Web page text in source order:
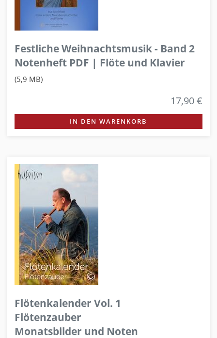
Festliche Weihnachtsmusik - Band 2
Notenheft PDF | Flöte und Klavier
(5,9 MB)
17,90 €
IN DEN WARENKORB
Flötenkalender Vol. 1
Flötenzauber
Monatsbilder und Noten